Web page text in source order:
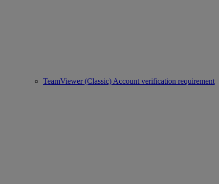
TeamViewer (Classic) Account verification requirement